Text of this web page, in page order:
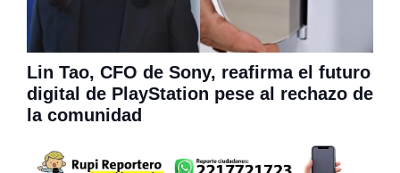
Lin Tao, CFO de Sony, reafirma el futuro
digital de PlayStation pese al rechazo de
la comunidad